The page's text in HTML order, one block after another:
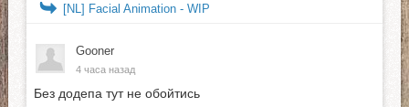
[NL] Facial Animation - WIP
Gooner
4 часа назад
Без додепа тут не обойтись